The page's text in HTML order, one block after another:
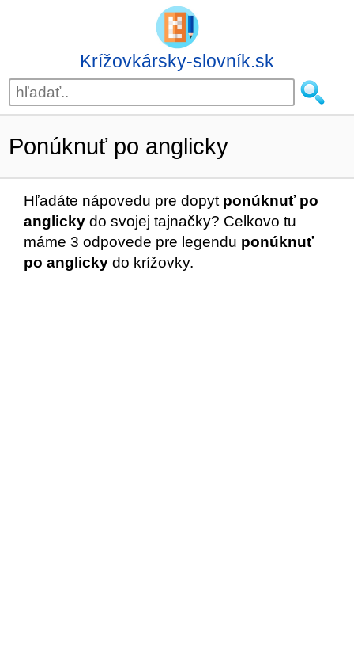
Krížovkársky-slovník.sk
Ponúknuť po anglicky
Hľadáte nápovedu pre dopyt ponúknuť po
anglicky do svojej tajnačky? Celkovo tu
máme 3 odpovede pre legendu ponúknuť
po anglicky do krížovky.